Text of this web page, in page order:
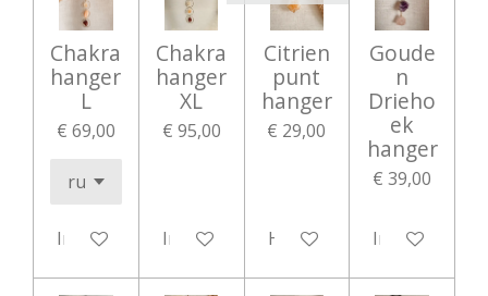
Chakra
hanger
L
€ 69,00
In winkelwagen
Chakra
hanger
XL
€ 95,00
In winkelwagen
Citrien
punt
hanger
€ 29,00
Houd mij op de hoogte
Goude
n
Drieho
ek
hanger
€ 39,00
In